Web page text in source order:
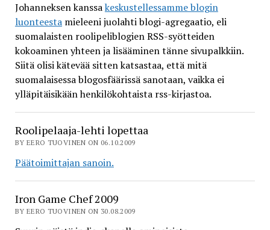
Johanneksen kanssakeskustellessamme blogin
luonteestamieleeni juolahti blogi-agregaatio, eli
suomalaisten roolipeliblogien RSS-syötteiden
kokoaminen yhteen ja lisääminen tänne sivupalkkiin.
Siitä olisi kätevää sitten katsastaa, että mitä
suomalaisessa blogosfäärissä sanotaan, vaikka ei
ylläpitäisikään henkilökohtaista rss-kirjastoa.
Roolipelaaja-lehti lopettaa
BY EERO TUOVINEN ON 06.10.2009
Päätoimittajan sanoin.
Iron Game Chef 2009
BY EERO TUOVINEN ON 30.08.2009